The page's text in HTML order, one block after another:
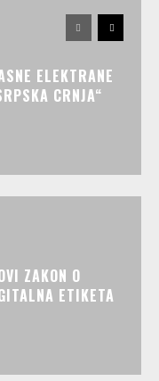
ELEKTRANE
CRNJA“
ZAKON O
ETIKETA